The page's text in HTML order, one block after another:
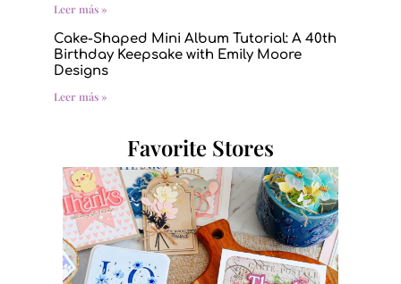
Leer más »
Cake-Shaped Mini Album Tutorial: A 40th
Birthday Keepsake with Emily Moore
Designs
Leer más »
Favorite Stores